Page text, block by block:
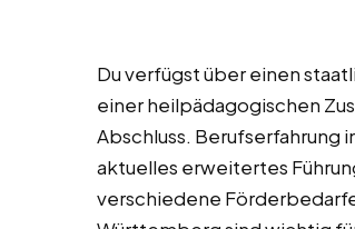
Du verfügst über einen
einer heilpädagogischen
Abschluss. Berufserfahrung
aktuelles erweitertes
verschiedene